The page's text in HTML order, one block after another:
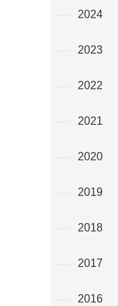
2024
2023
2022
2021
2020
2019
2018
2017
2016